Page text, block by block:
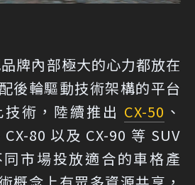
牌內部極大的心力都放在
後輪驅動技術架構的平台
術，陸續推出 CX-50 、
CX-80 以及 CX-90 等 SUV
市場投放適合的車格產